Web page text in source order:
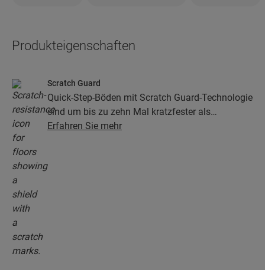
Produkteigenschaften
Scratch Guard
Quick-Step-Böden mit Scratch Guard-Technologie
sind um bis zu zehn Mal kratzfester als
herkömmliche Böden.
Erfahren Sie mehr